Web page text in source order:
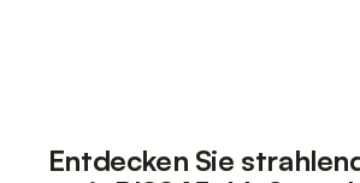
Entdecken Sie